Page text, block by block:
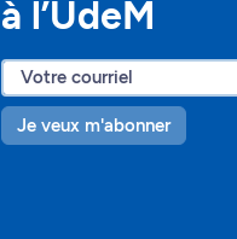
à l’UdeM
Je veux m'abonner